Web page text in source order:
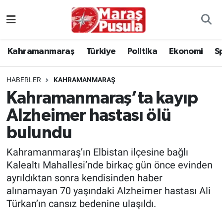
Kahramanmaraş Türkiye Politika Ekonomi
HABERLER KAHRAMANMARAŞ
Kahramanmaraş’ta kayıp
Alzheimer hastası ölü
bulundu
Kahramanmaraş’ın Elbistan ilçesine bağlı
Kalealtı Mahallesi’nde birkaç gün önce evinden
ayrıldıktan sonra kendisinden haber
alınamayan 70 yaşındaki Alzheimer hastası Ali
Türkan’ın cansız bedenine ulaşıldı.
Politika
Ekonomi
Spor
Kültür Sanat
İstanbul Trafik Yoğunluk Haritası
Süper Lig Puan Durumu ve Fikstür
Tüm Manşetler
Son Dakika Haberleri